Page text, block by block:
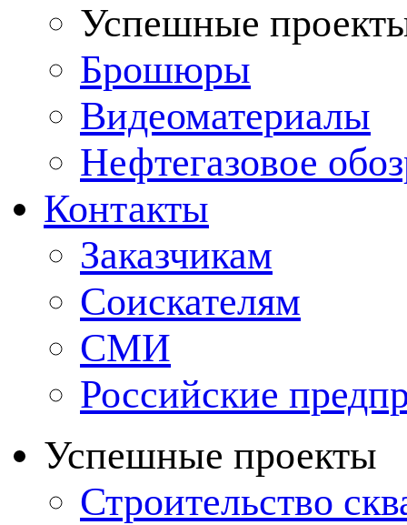
Успешные
Брошюры
Видеоматериалы
Нефтегазовое
Контакты
Заказчикам
Соискателям
СМИ
Российские
Успешные проекты
Строительство